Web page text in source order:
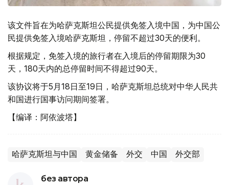
该文件旨在为哈萨克斯坦公民提供免签入境中国，为中国公
民提供免签入境哈萨克斯坦，停留不超过30天的便利。
根据规定，免签入境的旅行者在入境后的停留期限为30
天，180天内的总停留时间不得超过90天。
该协议将于5月18日至19日，哈萨克斯坦总统对中华人民共
和国进行国事访问期间签署。
【编译：阿依波塔】
哈萨克斯坦与中国 黄金储备 外交 中国 外交部
без автора